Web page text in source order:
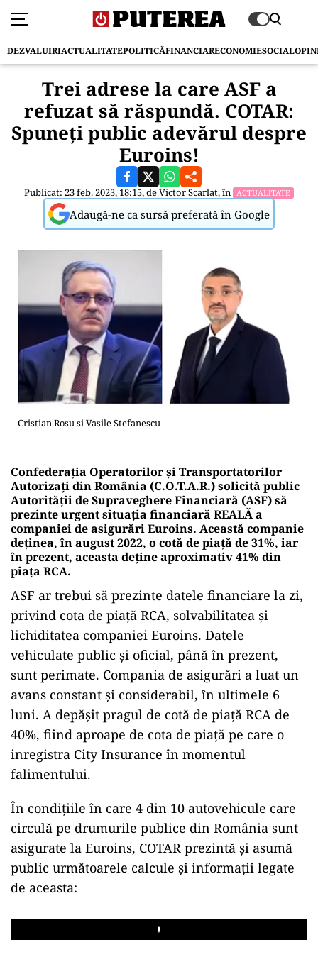
DEZVALUIRIACTUALITATEPOLITICĂFINANCIARECONOMIESOCIAL
Trei adrese la care ASF a
refuzat să răspundă. COTAR:
Spuneți public adevărul despre
Euroins!
Publicat: 23 feb. 2023, 18:15, deVictor Scarlat, în ACTUALITATE
Adaugă-ne ca sursă preferată în Google
Cristian Rosu si Vasile Stefanescu
Confederația Operatorilor și Transportatorilor
Autorizați din România (C.O.T.A.R.) solicită public
Autorității de Supraveghere Financiară (ASF) să
prezinte urgent situația financiară REALĂ a
companiei de asigurări Euroins. Această companie
deținea, în august 2022, o cotă de piață de 31%, iar
în prezent, aceasta deține aproximativ 41% din
piața RCA.
ASF ar trebui să prezinte datele financiare la zi,
privind cota de piață RCA, solvabilitatea și
lichiditatea companiei Euroins. Datele
vehiculate public și oficial, până în prezent,
sunt perimate. Compania de asigurări a luat un
avans constant și considerabil, în ultimele 6
luni. A depășit pragul de cotă de piață RCA de
40%, fiind aproape de cota de piață pe care o
inregistra City Insurance în momentul
falimentului.
În condițiile în care 4 din 10 autovehicule care
circulă pe drumurile publice din România sunt
asigurate la Euroins, COTAR prezintă și asumă
public următoarele calcule și informații legate
de aceasta:
Play